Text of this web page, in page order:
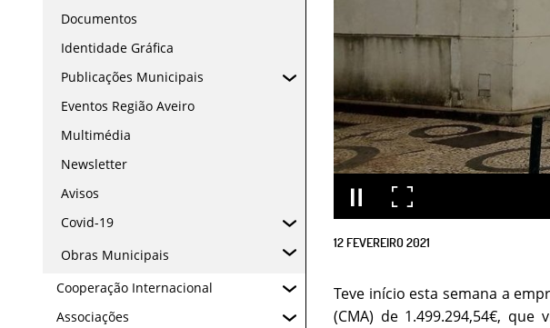
Documentos
Identidade Gráfica
Publicações Municipais
Eventos Região Aveiro
Multimédia
Newsletter
Avisos
Covid-19
Obras Municipais
Cooperação Internacional
Associações
12 FEVEREIRO2021
Teve início esta semana a
(CMA) de 1.499.294,54€,